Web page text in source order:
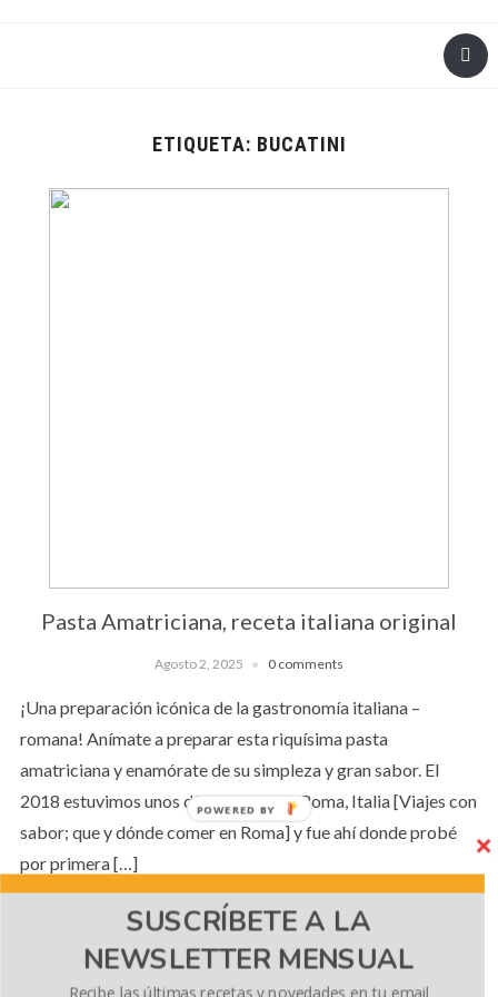
ETIQUETA: BUCATINI
Pasta Amatriciana, receta italiana original
Agosto 2, 2025 0 comments
¡Una preparación icónica de la gastronomía italiana –
romana! Anímate a preparar esta riquísima pasta
amatriciana y enamórate de su simpleza y gran sabor. El
2018 estuvimos unos días de viaje en Roma, Italia [Viajes con
sabor; que y dónde comer en Roma] y fue ahí donde probé
por primera […]
CONTINUE READING
SUSCRÍBETE A LA
NEWSLETTER MENSUAL
POWERED BY